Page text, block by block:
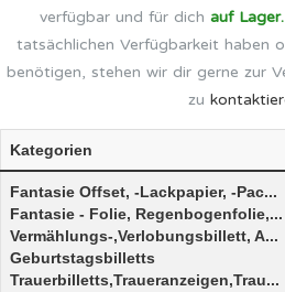
verfügbar und für dich auf Lager.
tatsächlichen Verfügbarkeit haben
benötigen, stehen wir dir gerne zur
zu
Kategorien
Fantasie Offset, -Lackpapier, -Pac...
Fantasie - Folie, Regenbogenfolie,...
Vermählungs-,Verlobungsbillett, A...
Geburtstagsbilletts
Trauerbilletts,Traueranzeigen,Trau...